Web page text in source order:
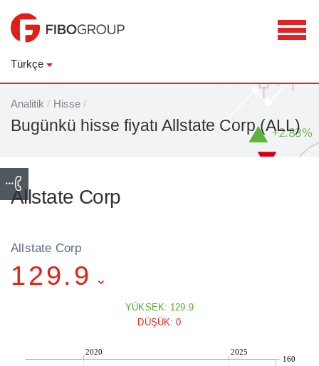
Türkçe
Analitik / Hisse /
Bugünkü hisse fiyatı Allstate Corp (ALL)
Allstate Corp
Allstate Corp
129.9
YÜKSEK: 129.9
DÜŞÜK: 0
2020 2025
160